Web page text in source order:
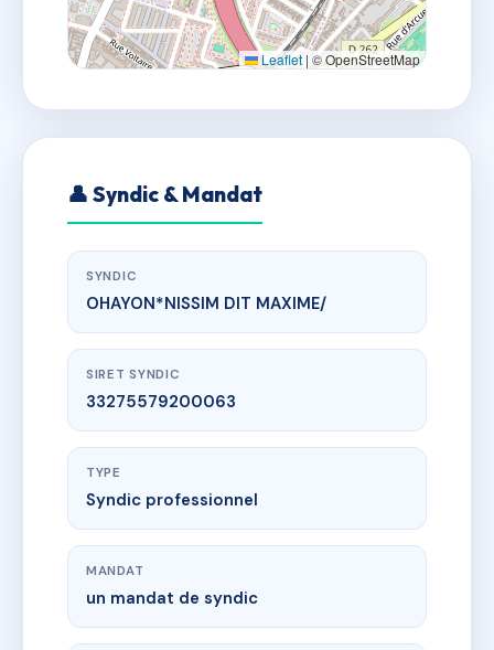
Leaflet | © OpenStreetMap
👤 Syndic & Mandat
SYNDIC
OHAYON*NISSIM DIT MAXIME/
SIRET SYNDIC
33275579200063
TYPE
Syndic professionnel
MANDAT
un mandat de syndic